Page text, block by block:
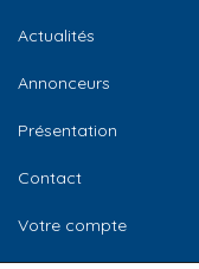
Actualités
Annonceurs
Présentation
Contact
Votre compte